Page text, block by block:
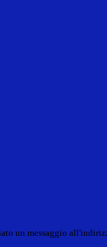
un messaggio